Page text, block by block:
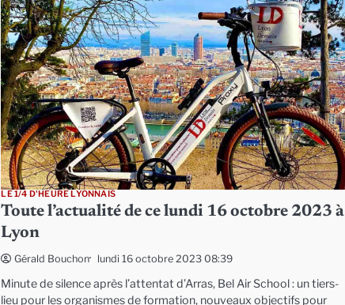
LE 1/4 D'HEURE LYONNAIS
Toute l’actualité de ce lundi 16 octobre 2023 à
Lyon
Gérald Bouchon lundi 16 octobre 2023 08:39
Minute de silence après l’attentat d’Arras, Bel Air School : un tiers-
lieu pour les organismes de formation, nouveaux objectifs pour